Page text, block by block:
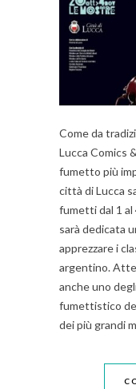
Come da
Lucca Comics
fumetto più
città di Lucca
fumetti dal 1 al
sarà dedicata
apprezzare i
argentino.
anche uno
fumettistico
dei più grandi